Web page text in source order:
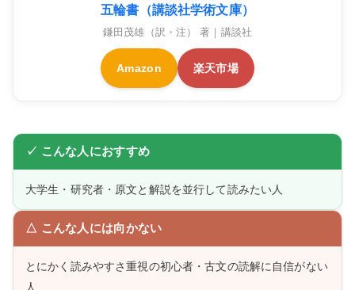
五輪書（講談社学術文庫）
鎌田茂雄（訳・注） 著｜講談社
Amazon 楽天市場
✓ こんな人におすすめ
大学生・研究者・原文と解説を並行して読みたい人
△ こんな人には向かない
とにかく読みやすさ重視の初心者・古文の読解に自信がない
人